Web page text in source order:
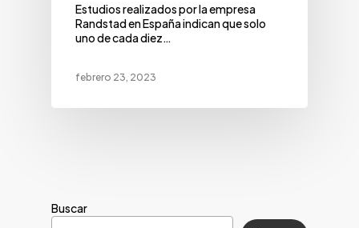
Estudios realizados por la empresa
Randstad en España indican que solo
uno de cada diez…
febrero 23, 2023
Buscar